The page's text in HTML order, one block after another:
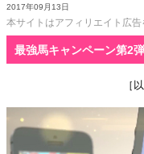
2017年09月13日
本サイトはアフィリエイト広告
最強馬キャンペーン第2
［